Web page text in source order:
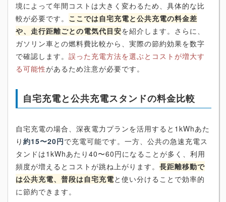
境によって年間コストは大きく変わるため、具体的な比
較が必要です。 ここでは自宅充電と公共充電の料金差
や、走行距離ごとの電気代目安を紹介します。さらに、
ガソリン車との燃料費比較から、実際の節約効果を数字
で確認します。 誤った充電方法を選ぶとコストが増大す
る可能性があるため注意が必要です。
自宅充電と公共充電スタンドの料金比較
自宅充電の場合、深夜電力プランを活用すると1kWhあた
り 約15〜20円で充電可能です。一方、公共の急速充電ス
タンドは1kWhあたり40〜60円になることが多く、利用
頻度が増えるとコストが跳ね上がります。 長距離移動で
は公共充電、普段は自宅充電と使い分けることで効率的
に節約できます。